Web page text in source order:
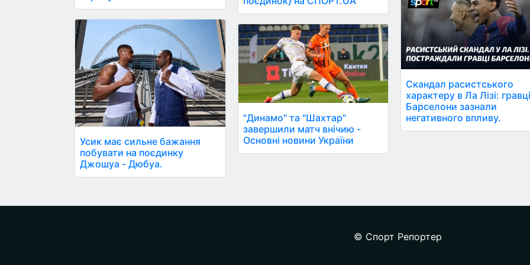
Усик має сильне бажання
побувати на поєдинку
Джошуа - Дюбуа.
"Динамо" та "Шахтар"
завершили матч внічию -
Основні новини України
Скандал расистського
характеру в Ла Лізі:
Барселони зазнали
негативного впливу.
© Спорт Репортер